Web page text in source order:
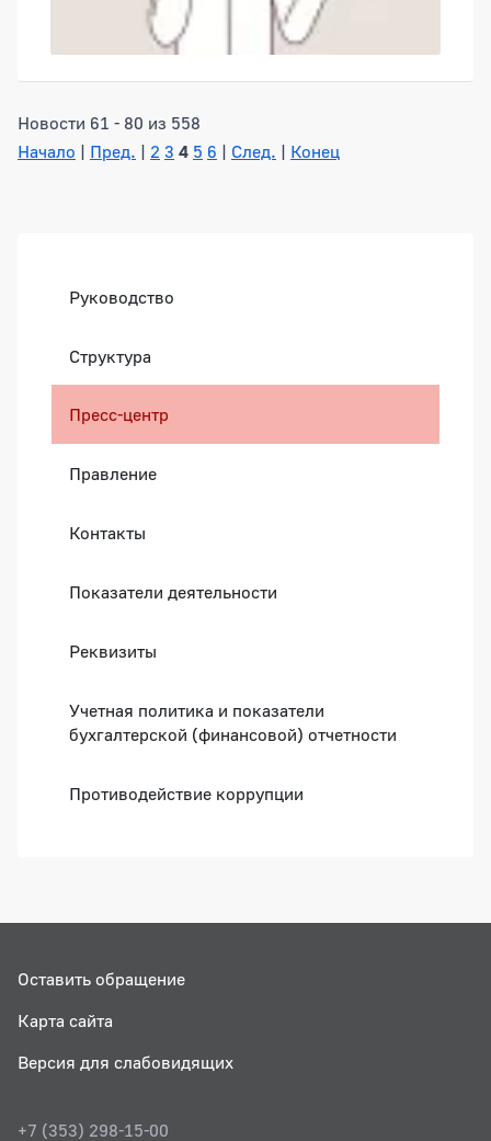
Новости 61 - 80 из 558
Начало | Пред. | 2 3 4 5 6 | След. | Конец
Руководство
Структура
Пресс-центр
Правление
Контакты
Показатели деятельности
Реквизиты
Учетная политика и показатели
бухгалтерской (финансовой) отчетности
Противодействие коррупции
Оставить обращение
Карта сайта
Версия для слабовидящих
+7 (353) 298-15-00